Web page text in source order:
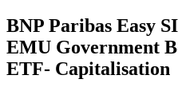
BNP Paribas Easy
EMU Government
ETF- Capitalisation